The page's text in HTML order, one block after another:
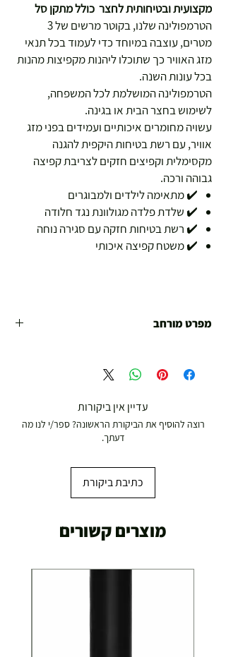
מקצועית ובטיחותית לחצר כולל מתקן סל
הטרמפולינה שלנו, בקוטר מרשים של 3
מטרים, עוצבה במיוחד כדי לעמוד בכל תנאי
מזג האוויר כך שתוכלו ליהנות מקפיצות מהנות
בכל עונות השנה.
הטרמפולינה המושלמת לכל המשפחה,
לשימוש בחצר הבית או בגינה.
עשויה מחומרים איכותיים ועמידים בפני מזג
אוויר, עם רשת בטיחות היקפית להגנה
מקסימלית וקפיצים חזקים לצריבת קפיצה
גבוהה ורכה.
✔️ מתאימה לילדים ולמבוגרים
✔️ שלדת פלדה מגולוונת נגד חלודה
✔️ רשת בטיחות חזקה עם סגירה נוחה
✔️ משטח קפיצה איכותי
מפרט מורחב
ובריאות לכל המשפחה – וכל זה בלי לצאת מהבית!
המוטות הטרמפולינה מעוקלות שיהיה מרווח בטיחות
רשת הגנה נוחה לפתיחה וסגירה
כולל סולם לטיפוס נוח וקליל שיש נוח לילדים גישה
משקל משתמש מקסימלי: 150 ק"ג
הטרמפולינה מגיעה בשני קרטונים
שנתיים על השלדה
עדיין אין ביקורות
רוצה להוסיף את הביקורת הראשונה? ספר/י לנו מה
דעתך.
כתיבת ביקורת
מוצרים קשורים